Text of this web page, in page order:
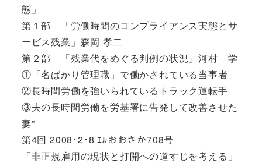
態」
第１部 「労働時間のコンプライアンス実態とサ
ービス残業」森岡 孝二
第２部 「残業代をめぐる判例の状況」河村 学
①「名ばかり管理職」で働かされている当事者
②長時間労働を強いられているトラック運転手
③夫の長時間労働を労基署に告発して改善させた
妻”
第4回 2008･2･8 ｴﾙおおさか708号
「非正規雇用の現状と打開への道すじを考える」